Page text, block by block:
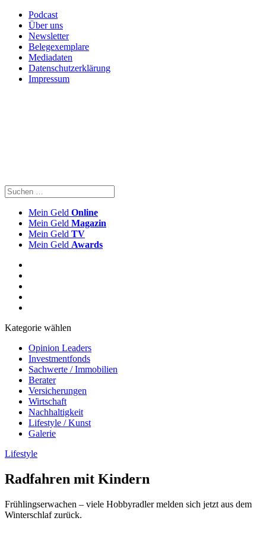
Podcast
Über uns
Newsletter
Belegexemplare
Mediadaten
Datenschutzerklärung
Impressum
Mein Geld Online
Mein Geld Magazin
Mein Geld TV
Mein Geld Awards
Kategorie wählen
Opinion Leaders
Investmentfonds
Sachwerte / Immobilien
Berater
Versicherungen
Wirtschaft
Nachhaltigkeit
Lifestyle / Kunst
Galerie
Lifestyle
Radfahren mit Kindern
Frühlingserwachen – viele Hobbyradler melden sich jetzt aus dem
Winterschlaf zurück.